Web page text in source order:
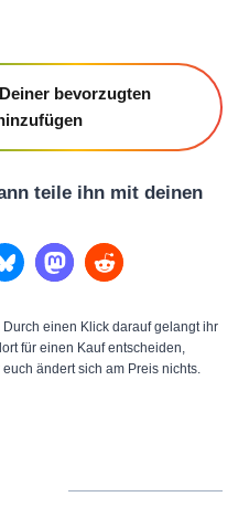
bevorzugten
teile ihn mit deinen
einen Klick darauf gelangt ihr
für einen Kauf entscheiden,
ändert sich am Preis nichts.